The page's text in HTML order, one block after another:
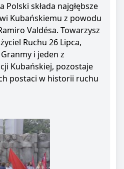
składa najgłębsze
Kubańskiemu z powodu
Valdésa. Towarzysz
Ruchu 26 Lipca,
i jeden z
Kubańskiej, pozostaje
postaci w historii ruchu